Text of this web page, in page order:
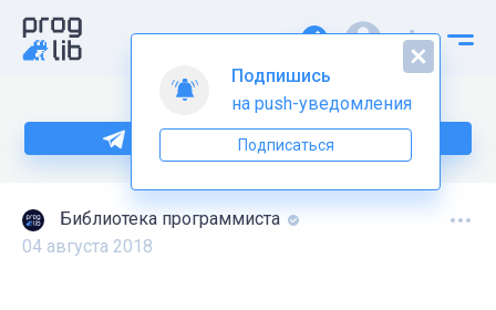
Больше информации по Python тут
Библиотека программиста
04 августа 2018
Подпишись
на push-уведомления
Подписаться